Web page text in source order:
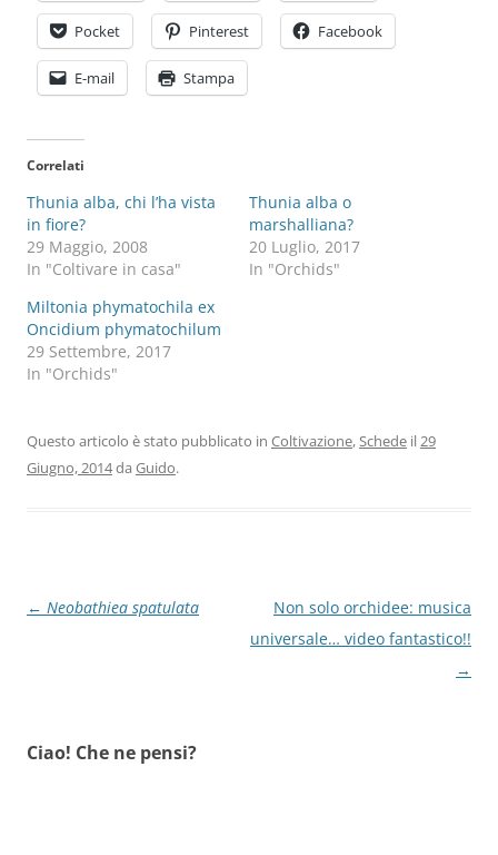
Pocket Pinterest Facebook
E-mail Stampa
Correlati
Thunia alba, chi l’ha vista
in fiore?
29 Maggio, 2008
In "Coltivare in casa"
Thunia alba o
marshalliana?
20 Luglio, 2017
In "Orchids"
Miltonia phymatochila ex
Oncidium phymatochilum
29 Settembre, 2017
In "Orchids"
Questo articolo è stato pubblicato in Coltivazione, Schede il 29
Giugno, 2014da Guido.
Navigazione
← Neobathiea spatulata
Non solo orchidee: musica
universale… video fantastico!!
→
Ciao! Che ne pensi?